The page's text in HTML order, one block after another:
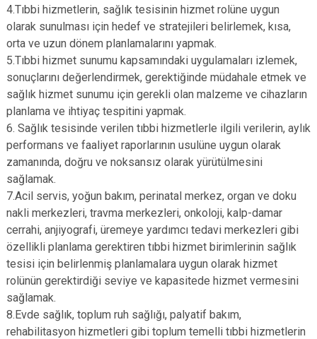
4.Tıbbi hizmetlerin, sağlık tesisinin hizmet rolüne uygun
olarak sunulması için hedef ve stratejileri belirlemek, kısa,
orta ve uzun dönem planlamalarını yapmak.
5.Tıbbi hizmet sunumu kapsamındaki uygulamaları izlemek,
sonuçlarını değerlendirmek, gerektiğinde müdahale etmek ve
sağlık hizmet sunumu için gerekli olan malzeme ve cihazların
planlama ve ihtiyaç tespitini yapmak.
6. Sağlık tesisinde verilen tıbbi hizmetlerle ilgili verilerin, aylık
performans ve faaliyet raporlarının usulüne uygun olarak
zamanında, doğru ve noksansız olarak yürütülmesini
sağlamak.
7.Acil servis, yoğun bakım, perinatal merkez, organ ve doku
nakli merkezleri, travma merkezleri, onkoloji, kalp-damar
cerrahi, anjiyografi, üremeye yardımcı tedavi merkezleri gibi
özellikli planlama gerektiren tıbbi hizmet birimlerinin sağlık
tesisi için belirlenmiş planlamalara uygun olarak hizmet
rolünün gerektirdiği seviye ve kapasitede hizmet vermesini
sağlamak.
8.Evde sağlık, toplum ruh sağlığı, palyatif bakım,
rehabilitasyon hizmetleri gibi toplum temelli tıbbi hizmetlerin